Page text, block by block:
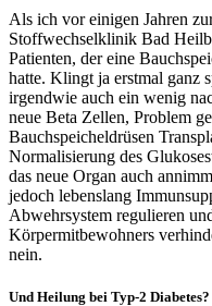
Als ich vor einigen Jahren
Stoffwechselklinik Bad
Patienten, der eine
hatte. Klingt ja erstmal ganz
irgendwie auch ein wenig
neue Beta Zellen, Problem
Bauchspeicheldrüsen
Normalisierung des
das neue Organ auch
jedoch lebenslang
Abwehrsystem regulieren
Körpermitbewohners
nein.
Und Heilung bei Typ-2 Diabetes?